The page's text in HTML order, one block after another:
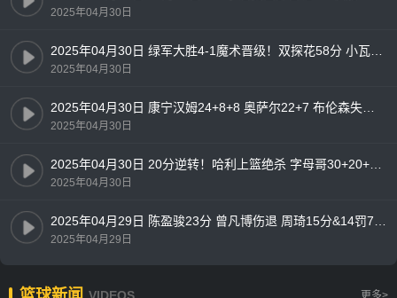
2025年04月30日
2025年04月30日
2025年04月30日
2025年04月30日
2025年04月29日
更多>